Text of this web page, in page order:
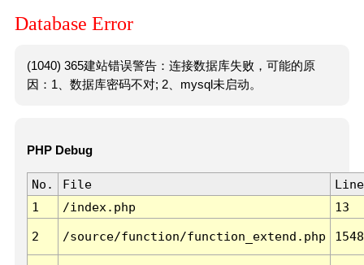
Database Error
(1040) 365建站错误警告：连接数据库失败，可能的原
因：1、数据库密码不对; 2、mysql未启动。
PHP Debug
No. File
Line
1
/index.php 13
2 /source/function/function_extend.php 1548